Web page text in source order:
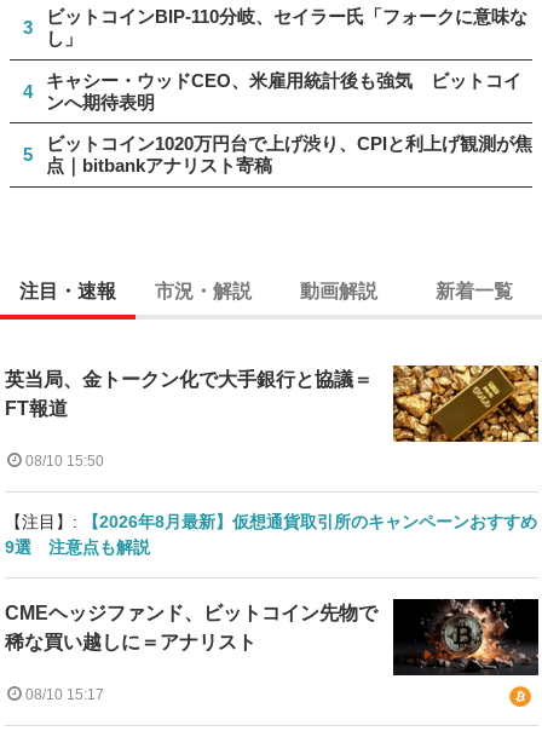
3
ビットコインBIP-110分岐、セイラー氏「フォークに意味な
し」
4
キャシー・ウッドCEO、米雇用統計後も強気 ビットコイ
ンへ期待表明
5
ビットコイン1020万円台で上げ渋り、CPIと利上げ観測が焦
点｜bitbankアナリスト寄稿
注目・速報 市況・解説 動画解説 新着一覧
英当局、金トークン化で大手銀行と協議＝
FT報道
08/10 15:50
【注目】:
【2026年8月最新】仮想通貨取引所のキャンペーンおすすめ
9選 注意点も解説
CMEヘッジファンド、ビットコイン先物で
稀な買い越しに＝アナリスト
08/10 15:17